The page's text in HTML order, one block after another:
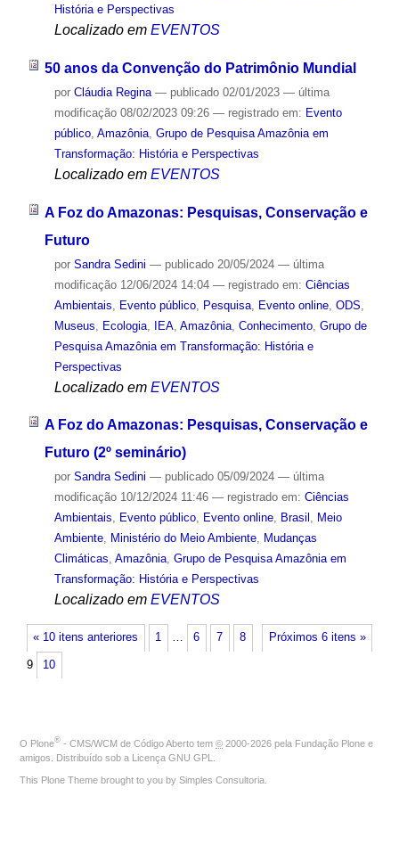
História e Perspectivas
Localizado em EVENTOS
50 anos da Convenção do Patrimônio Mundial
por Cláudia Regina — publicado02/01/2023 — última
modificação08/02/2023 09:26 — registrado em: Evento
público, Amazônia, Grupo de Pesquisa Amazônia em
Transformação: História e Perspectivas
Localizado em EVENTOS
A Foz do Amazonas: Pesquisas, Conservação e
Futuro
por Sandra Sedini — publicado20/05/2024 — última
modificação12/06/2024 14:04 — registrado em: Ciências
Ambientais
Evento público, Pesquisa, Evento online, ODS
Museus
Ecologia, IEA, Amazônia, Conhecimento, Grupo de
Pesquisa Amazônia em Transformação: História e
Perspectivas
Localizado em EVENTOS
A Foz do Amazonas: Pesquisas, Conservação e
Futuro (2º seminário)
por Sandra Sedini — publicado05/09/2024 — última
modificação10/12/2024 11:46 — registrado em: Ciências
Ambientais, Evento público, Evento online, Brasil , Meio
Ambiente, Ministério do Meio Ambiente, Mudanças
Climáticas, Amazônia, Grupo de Pesquisa Amazônia em
Transformação: História e Perspectivas
Localizado em EVENTOS
« 10 itens anteriores Próximos 6 itens »
1 … 6 7 8
9 10
O Plone® - CMS/WCM de Código Aberto tem © 2000-2026 pela Fundação Plone e
amigos. Distribuído sob a Licença GNU GPL
This Plone Theme brought to you by Simples Consultoria